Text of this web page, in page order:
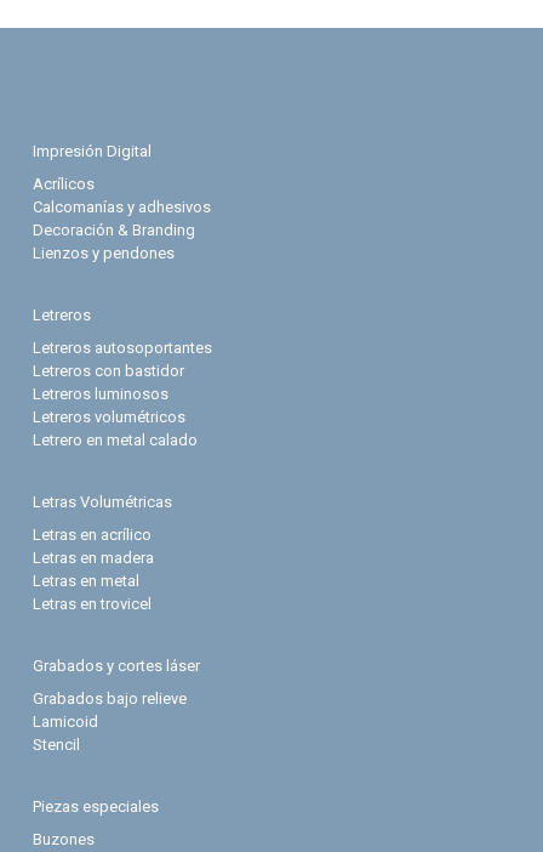
Impresión Digital
Acrílicos
Calcomanías y adhesivos
Decoración & Branding
Lienzos y pendones
Letreros
Letreros autosoportantes
Letreros con bastidor
Letreros luminosos
Letreros volumétricos
Letrero en metal calado
Letras Volumétricas
Letras en acrílico
Letras en madera
Letras en metal
Letras en trovicel
Grabados y cortes láser
Grabados bajo relieve
Lamicoid
Stencil
Piezas especiales
Buzones